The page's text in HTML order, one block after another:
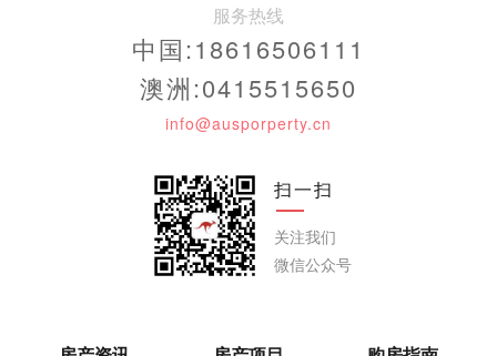
服务热线
中国:18616506111
澳洲:0415515650
info@ausporperty.cn
扫一扫
关注我们
微信公众号